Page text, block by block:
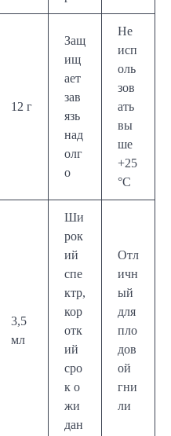
12 г
Защ
ищ
ает
зав
язь
над
олг
о
Не
исп
оль
зов
ать
вы
ше
+25
°C
3,5
мл
Ши
рок
ий
спе
ктр,
кор
отк
ий
сро
к о
жи
дан
Отл
ичн
ый
для
пло
дов
ой
гни
ли